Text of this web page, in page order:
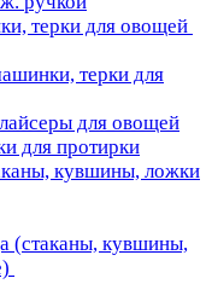
терки для овощей
терки для
для овощей
для протирки
кувшины, ложки
(стаканы, кувшины,